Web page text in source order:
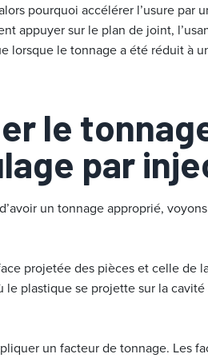
pourquoi accélérer l’usure par
appuyer sur le plan de joint,
lorsque le tonnage a été réduit à
le
par
un tonnage approprié,
projetée des pièces et celle de
le plastique se projette sur la
un facteur de tonnage. Les